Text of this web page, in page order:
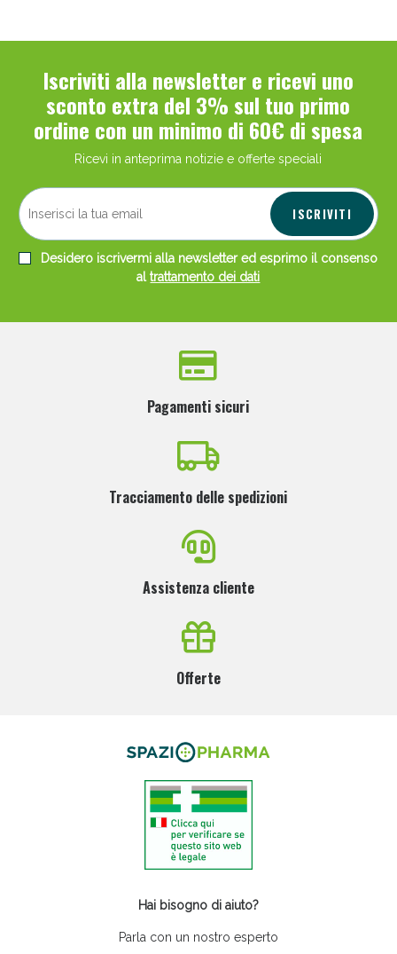
Iscriviti alla newsletter e ricevi uno
sconto extra del 3% sul tuo primo
ordine con un minimo di 60€ di spesa
Ricevi in anteprima notizie e offerte speciali
ISCRIVITI
Desidero iscrivermi alla newsletter ed esprimo il consenso
altrattamento dei dati
Pagamenti sicuri
Tracciamento delle spedizioni
Assistenza cliente
Offerte
Hai bisogno di aiuto?
Parla con un nostro esperto